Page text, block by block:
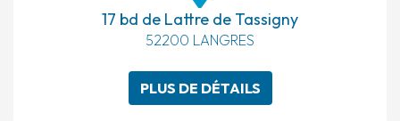
17 bd de Lattre de Tassigny
52200 LANGRES
PLUS DE DÉTAILS